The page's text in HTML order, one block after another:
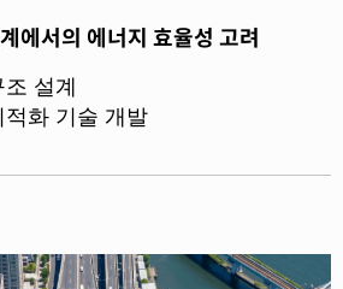
에서의 에너지 효율성 고려
설계
화 기술 개발